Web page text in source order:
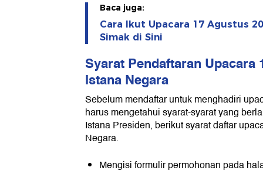
Baca juga:
Cara Ikut Upacara 17 Agustus
Simak di Sini
Syarat Pendaftaran Upacara
Istana Negara
Sebelum mendaftar untuk menghadiri
harus mengetahui syarat-syarat yang
Istana Presiden, berikut syarat daftar
Negara.
Mengisi formulir permohonan pada